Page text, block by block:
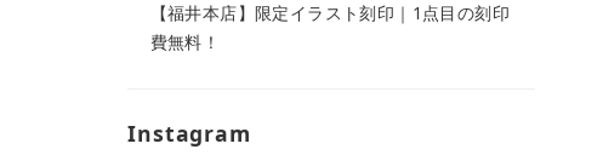
【福井本店】限定イラスト刻印｜1点目の刻印
費無料！
Instagram